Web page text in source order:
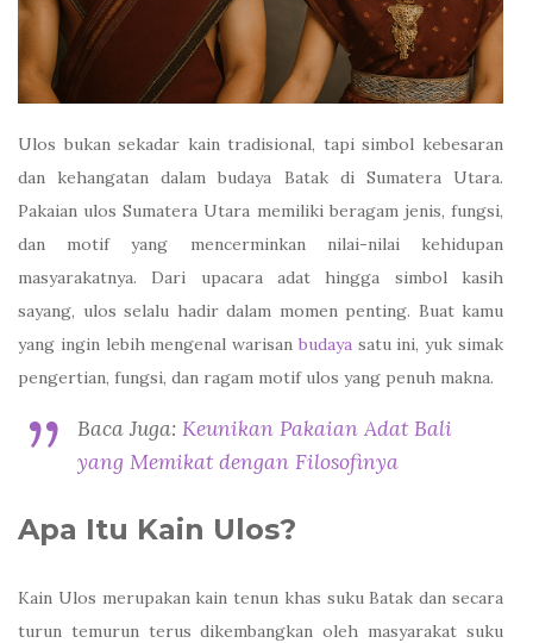
Ulos bukan sekadar kain tradisional, tapi simbol kebesaran
dan kehangatan dalam budaya Batak di Sumatera Utara.
Pakaian ulos Sumatera Utara memiliki beragam jenis, fungsi,
dan motif yang mencerminkan nilai-nilai kehidupan
masyarakatnya. Dari upacara adat hingga simbol kasih
sayang, ulos selalu hadir dalam momen penting. Buat kamu
yang ingin lebih mengenal warisan budayasatu ini, yuk simak
pengertian, fungsi, dan ragam motif ulos yang penuh makna.
Baca Juga: Keunikan Pakaian Adat Bali
yang Memikat dengan Filosofinya
Apa Itu Kain Ulos?
Kain Ulos merupakan kain tenun khas suku Batak dan secara
turun temurun terus dikembangkan oleh masyarakat suku